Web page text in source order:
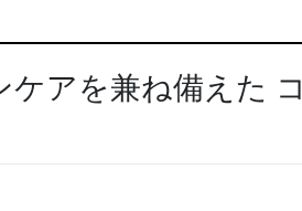
アを兼ね備えた コ